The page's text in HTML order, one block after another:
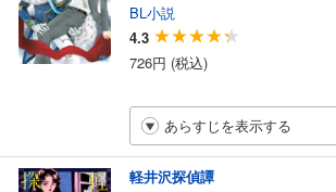
BL小説
4.3
726円 (税込)
あらすじを表示する
軽井沢探偵譚